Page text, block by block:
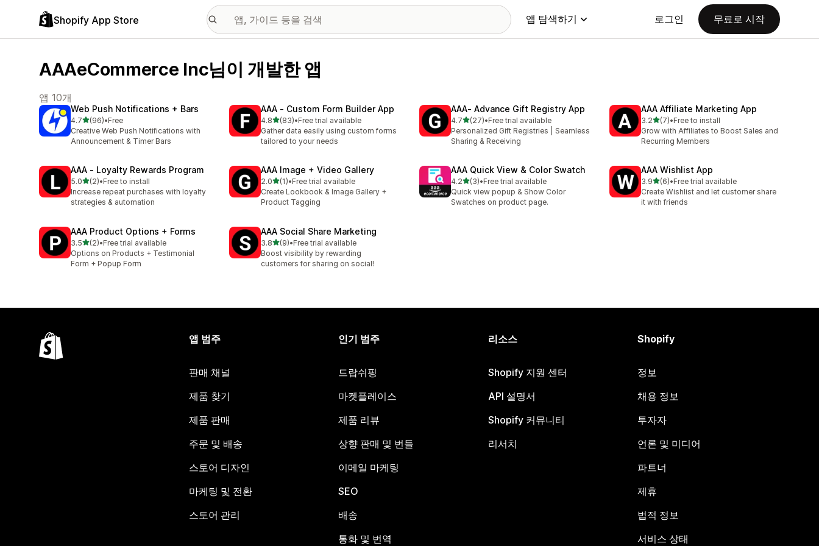
Shopify App Store 앱 탐색하기 로그인 무료로 시작
AAAeCommerce Inc님이 개발한 앱
앱 10개
Web Push Notifications + Bars
4.7별 5개 중
(96)
총 리뷰 96개
•Free
Creative Web Push Notifications with
Announcement & Timer Bars
AAA ‑ Custom Form Builder App
4.8별 5개 중
(83)
총 리뷰 83개
•Free trial available
Gather data easily using custom forms
tailored to your needs
AAA‑ Advance Gift Registry App
4.7별 5개 중
(27)
총 리뷰 27개
•Free trial available
Personalized Gift Registries | Seamless
Sharing & Receiving
AAA Affiliate Marketing App
3.2별 5개 중
(7)
총 리뷰 7개
•Free to install
Grow with Affiliates to Boost Sales and
Recurring Members
AAA ‑ Loyalty Rewards Program
5.0별 5개 중
(2)
총 리뷰 2개
•Free to install
Increase repeat purchases with loyalty
strategies & automation
AAA Image + Video Gallery
2.0별 5개 중
(1)
총 리뷰 1개
•Free trial available
Create Lookbook & Image Gallery +
Product Tagging
AAA Quick View & Color Swatch
4.2별 5개 중
(3)
총 리뷰 3개
•Free trial available
Quick view popup & Show Color
Swatches on product page.
AAA Wishlist App
3.9별 5개 중
(6)
총 리뷰 6개
•Free trial available
Create Wishlist and let customer share
it with friends
AAA Product Options + Forms
3.5별 5개 중
(2)
총 리뷰 2개
•Free trial available
Options on Products + Testimonial
Form + Popup Form
AAA Social Share Marketing
3.8별 5개 중
(9)
총 리뷰 9개
•Free trial available
Boost visibility by rewarding
customers for sharing on social!
앱 범주
판매 채널
제품 찾기
제품 판매
주문 및 배송
스토어 디자인
마케팅 및 전환
스토어 관리
인기 범주
드랍쉬핑
마켓플레이스
제품 리뷰
상향 판매 및 번들
이메일 마케팅
SEO
배송
통화 및 번역
리소스
Shopify 지원 센터
API 설명서
Shopify 커뮤니티
리서치
Shopify
정보
채용 정보
투자자
언론 및 미디어
파트너
제휴
법적 정보
서비스 상태